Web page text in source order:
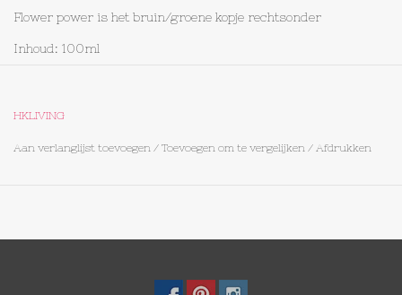
Flower power is het bruin/groene kopje rechtsonder
Inhoud: 100ml
HKLIVING
Aan verlanglijst toevoegen / Toevoegen om te vergelijken / Afdrukken